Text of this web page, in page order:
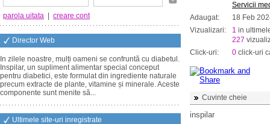
parola uitata creare cont
Director Web
In zilele noastre, mulți oameni se confruntă cu diabetul.
Inspilar, un supliment alimentar special conceput
pentru diabetici, este formulat din ingrediente naturale
precum extracte de plante, vitamine și minerale. Aceste
componente sunt menite să...
Ultimele site-uri inregistrate
Servicii
Adaugat:
18 Feb
Vizualizari:
1 in
227
Click-uri:
0 click-uri
Cuvinte cheie
inspilar